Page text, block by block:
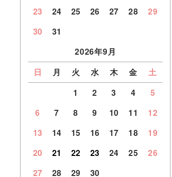
23
24 25 26 27 28
29
30
31
2026年9月
日
月 火 水 木 金
土
1
2 3 4
5
6
7 8 9 10 11
12
13
14 15 16 17 18
19
20
21 22 23 24 25
26
27
28 29 30